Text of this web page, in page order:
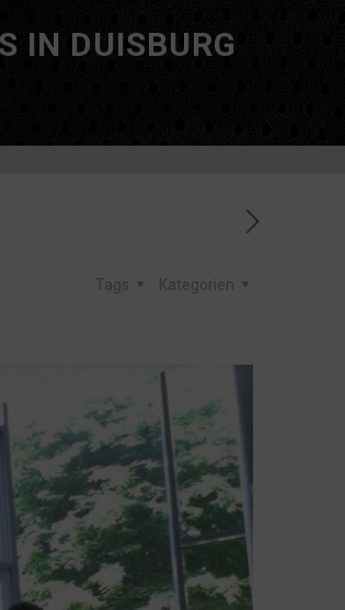
IN DUISBURG
Kategorien
Tags